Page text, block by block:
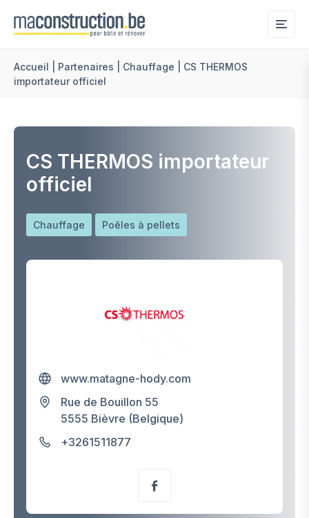
Accueil Partenaires Chauffage
CS THERMOS
importateur officiel
CS THERMOS importateur
officiel
Chauffage Poêles à pellets
www.matagne-hody.com
Rue de Bouillon 55
5555 Bièvre (Belgique)
+3261511877